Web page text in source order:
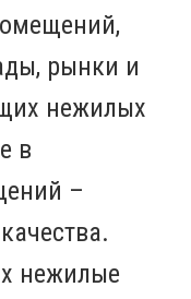
рынки и
нежилых
в
–
нежилые